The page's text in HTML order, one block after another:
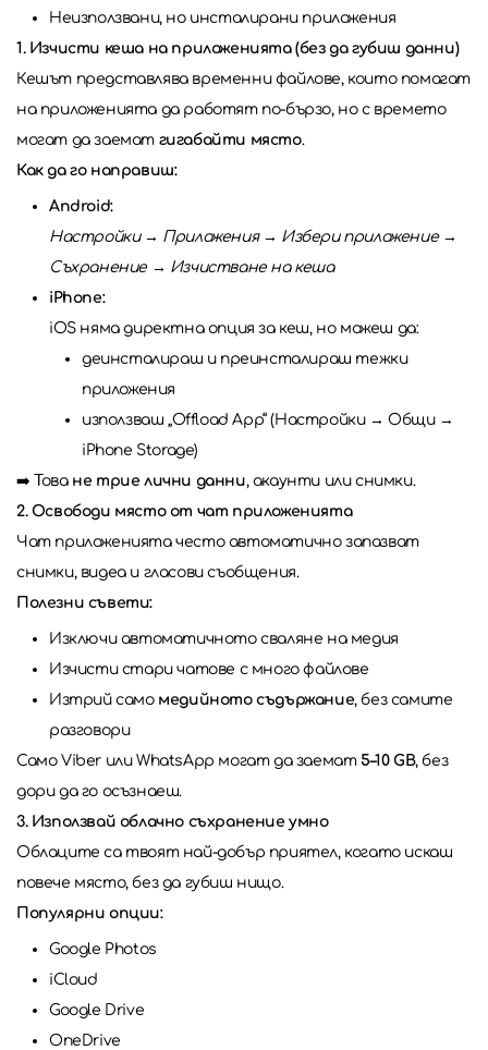
Неизползвани, но инсталирани приложения
1. Изчисти кеша на приложенията (без да губиш данни)
Кешът представлява временни файлове, които помагат
на приложенията да работят по-бързо, но с времето
могат да заемат гигабайти място.
Как да го направиш:
Android:
Настройки → Приложения → Избери приложение →
Съхранение → Изчистване на кеша
iPhone:
iOS няма директна опция за кеш, но можеш да:
деинсталираш и преинсталираш тежки
приложения
използваш „Offload App“ (Настройки → Общи →
iPhone Storage)
➡️ Това не трие лични данни, акаунти или снимки.
2. Освободи място от чат приложенията
Чат приложенията често автоматично запазват
снимки, видеа и гласови съобщения.
Полезни съвети:
Изключи автоматичното сваляне на медия
Изчисти стари чатове с много файлове
Изтрий само медийното съдържание, без самите
разговори
Само Viber или WhatsApp могат да заемат 5–10 GB, без
дори да го осъзнаеш.
3. Използвай облачно съхранение умно
Облаците са твоят най-добър приятел, когато искаш
повече място, без да губиш нищо.
Популярни опции:
Google Photos
iCloud
Google Drive
OneDrive